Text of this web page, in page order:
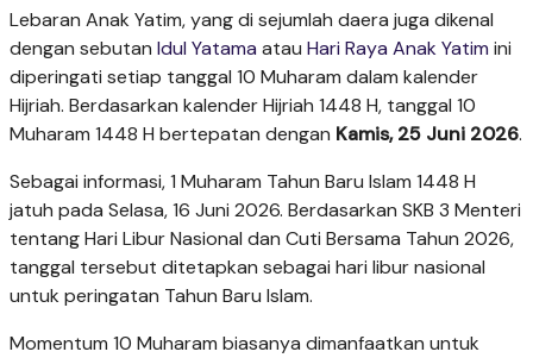
Lebaran Anak Yatim, yang di sejumlah daera juga dikenal
dengan sebutan Idul Yatama atau Hari Raya Anak Yatim ini
diperingati setiap tanggal 10 Muharam dalam kalender
Hijriah. Berdasarkan kalender Hijriah 1448 H, tanggal 10
Muharam 1448 H bertepatan dengan Kamis, 25 Juni 2026.
Sebagai informasi, 1 Muharam Tahun Baru Islam 1448 H
jatuh pada Selasa, 16 Juni 2026. Berdasarkan SKB 3 Menteri
tentang Hari Libur Nasional dan Cuti Bersama Tahun 2026,
tanggal tersebut ditetapkan sebagai hari libur nasional
untuk peringatan Tahun Baru Islam.
Momentum 10 Muharam biasanya dimanfaatkan untuk